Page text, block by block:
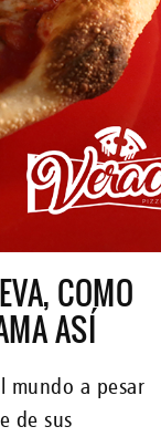
COMO
ASÍ
mundo a pesar
de sus